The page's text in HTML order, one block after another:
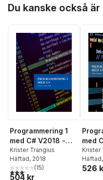
Du kanske också
Programmering 1
med C# V2018 -
Lärobok
Krister Trangius
Häftad, 2018
3,2utav 5 stjärnor. Totalt antal
(15)
504 kr
med
Krister
Häftad
526